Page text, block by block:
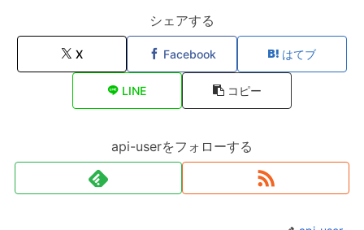
シェアする
X Facebook はてブ
LINE コピー
api-userをフォローする